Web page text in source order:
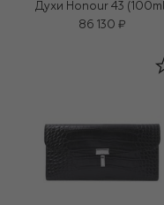
Духи Honour 43
86 130 ₽